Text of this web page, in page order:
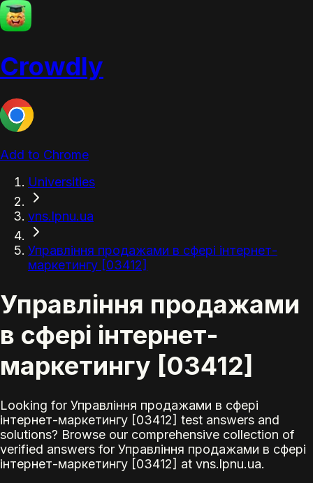
Crowdly
Add to Chrome
Universities
vns.lpnu.ua
Управління продажами в сфері інтернет-
маркетингу [03412]
Управління продажами
в сфері інтернет-
маркетингу [03412]
Looking for Управління продажами в сфері
інтернет-маркетингу [03412] test answers and
solutions? Browse our comprehensive collection of
verified answers for Управління продажами в сфері
інтернет-маркетингу [03412] at vns.lpnu.ua.